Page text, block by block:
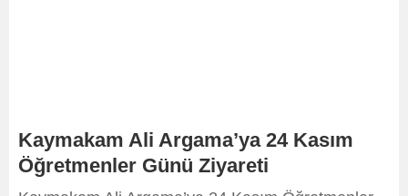
Kaymakam Ali Argama’ya 24 Kasım
Öğretmenler Günü Ziyareti